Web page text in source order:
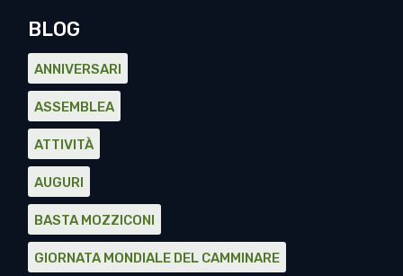
BLOG
ANNIVERSARI
ASSEMBLEA
ATTIVITÀ
AUGURI
BASTA MOZZICONI
GIORNATA MONDIALE DEL CAMMINARE